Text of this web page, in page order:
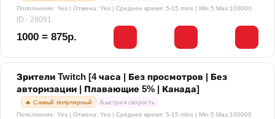
Пополнение: Yes | Отмена: Yes | Среднее время: 5-15 mins | Min:5 Max:100000
ID - 28091
1000 = 875р.
Зрители Twitch [4 часа | Без просмотров | Без
авторизации | Плавающие 5% | Канада]
🔥 Самый популярный
Быстрая скорость
Пополнение: Yes | Отмена: Yes | Среднее время: 5-15 mins
| Min:5 Max:100000